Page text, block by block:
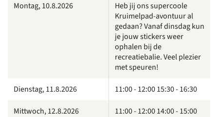
Montag, 10.8.2026
Heb jij ons supercoole
Kruimelpad-avontuur al
gedaan? Vanaf dinsdag kun
je jouw stickers weer
ophalen bij de
recreatiebalie. Veel plezier
met speuren!
Dienstag, 11.8.2026 11:00 - 12:00 15:30 - 16:30
Mittwoch, 12.8.2026 11:00 - 12:00 14:00 - 15:00